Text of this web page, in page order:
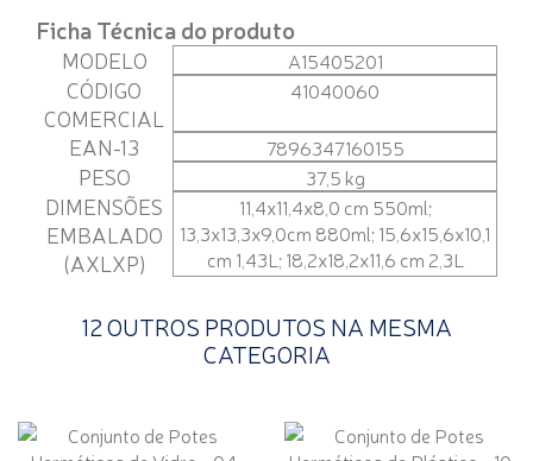
Ficha Técnica do produto
MODELO A15405201
CÓDIGO
COMERCIAL
41040060
EAN-13 7896347160155
PESO 37,5 kg
DIMENSÕES
EMBALADO
(AXLXP)
11,4x11,4x8,0 cm 550ml;
13,3x13,3x9,0cm 880ml; 15,6x15,6x10,1
cm 1,43L; 18,2x18,2x11,6 cm 2,3L
12 OUTROS PRODUTOS NA MESMA
CATEGORIA